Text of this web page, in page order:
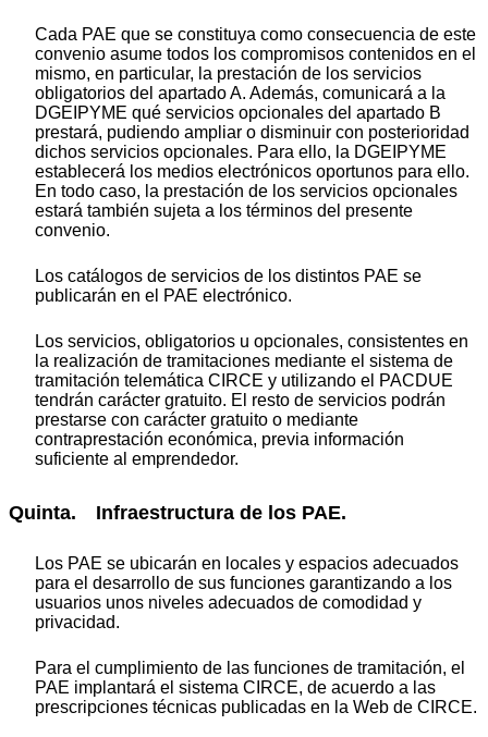
Cada PAE que se constituya como consecuencia de este
convenio asume todos los compromisos contenidos en el
mismo, en particular, la prestación de los servicios
obligatorios del apartado A. Además, comunicará a la
DGEIPYME qué servicios opcionales del apartado B
prestará, pudiendo ampliar o disminuir con posterioridad
dichos servicios opcionales. Para ello, la DGEIPYME
establecerá los medios electrónicos oportunos para ello.
En todo caso, la prestación de los servicios opcionales
estará también sujeta a los términos del presente
convenio.
Los catálogos de servicios de los distintos PAE se
publicarán en el PAE electrónico.
Los servicios, obligatorios u opcionales, consistentes en
la realización de tramitaciones mediante el sistema de
tramitación telemática CIRCE y utilizando el PACDUE
tendrán carácter gratuito. El resto de servicios podrán
prestarse con carácter gratuito o mediante
contraprestación económica, previa información
suficiente al emprendedor.
Quinta. Infraestructura de los PAE.
Los PAE se ubicarán en locales y espacios adecuados
para el desarrollo de sus funciones garantizando a los
usuarios unos niveles adecuados de comodidad y
privacidad.
Para el cumplimiento de las funciones de tramitación, el
PAE implantará el sistema CIRCE, de acuerdo a las
prescripciones técnicas publicadas en la Web de CIRCE.